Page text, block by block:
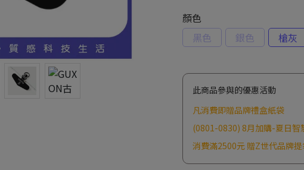
顏色
黑色
銀色 槍灰
此商品參與的優惠活動
凡消費即贈品牌禮盒紙袋
(0801-0830) 8月加購-夏日智
消費滿2500元 贈Z世代品牌